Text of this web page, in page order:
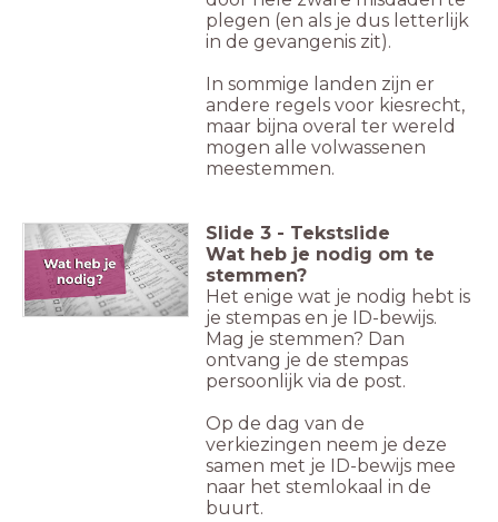
plegen (en als je dus letterlijk
in de gevangenis zit).
In sommige landen zijn er
andere regels voor kiesrecht,
maar bijna overal ter wereld
mogen alle volwassenen
meestemmen.
Slide 3 - Tekstslide
Wat heb je nodig om te
stemmen?
Het enige wat je nodig hebt is
je stempas en je ID-bewijs.
Mag je stemmen? Dan
ontvang je de stempas
persoonlijk via de post.
Op de dag van de
verkiezingen neem je deze
samen met je ID-bewijs mee
naar het stemlokaal in de
buurt.